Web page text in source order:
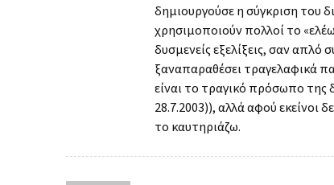
δημιουργούσε η σύγκριση του
χρησιμοποιούν πολλοί το
δυσμενείς εξελίξεις, σαν απλό
ξαναπαραθέσει τραγελαφικά
είναι το τραγικό πρόσωπο της
28.7.2003)), αλλά αφού εκείνοι
το καυτηριάζω.